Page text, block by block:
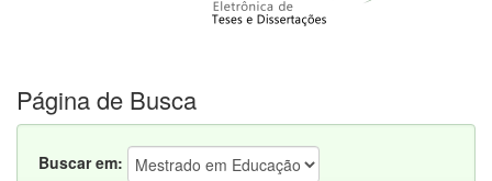
Página de Busca
Buscar em: